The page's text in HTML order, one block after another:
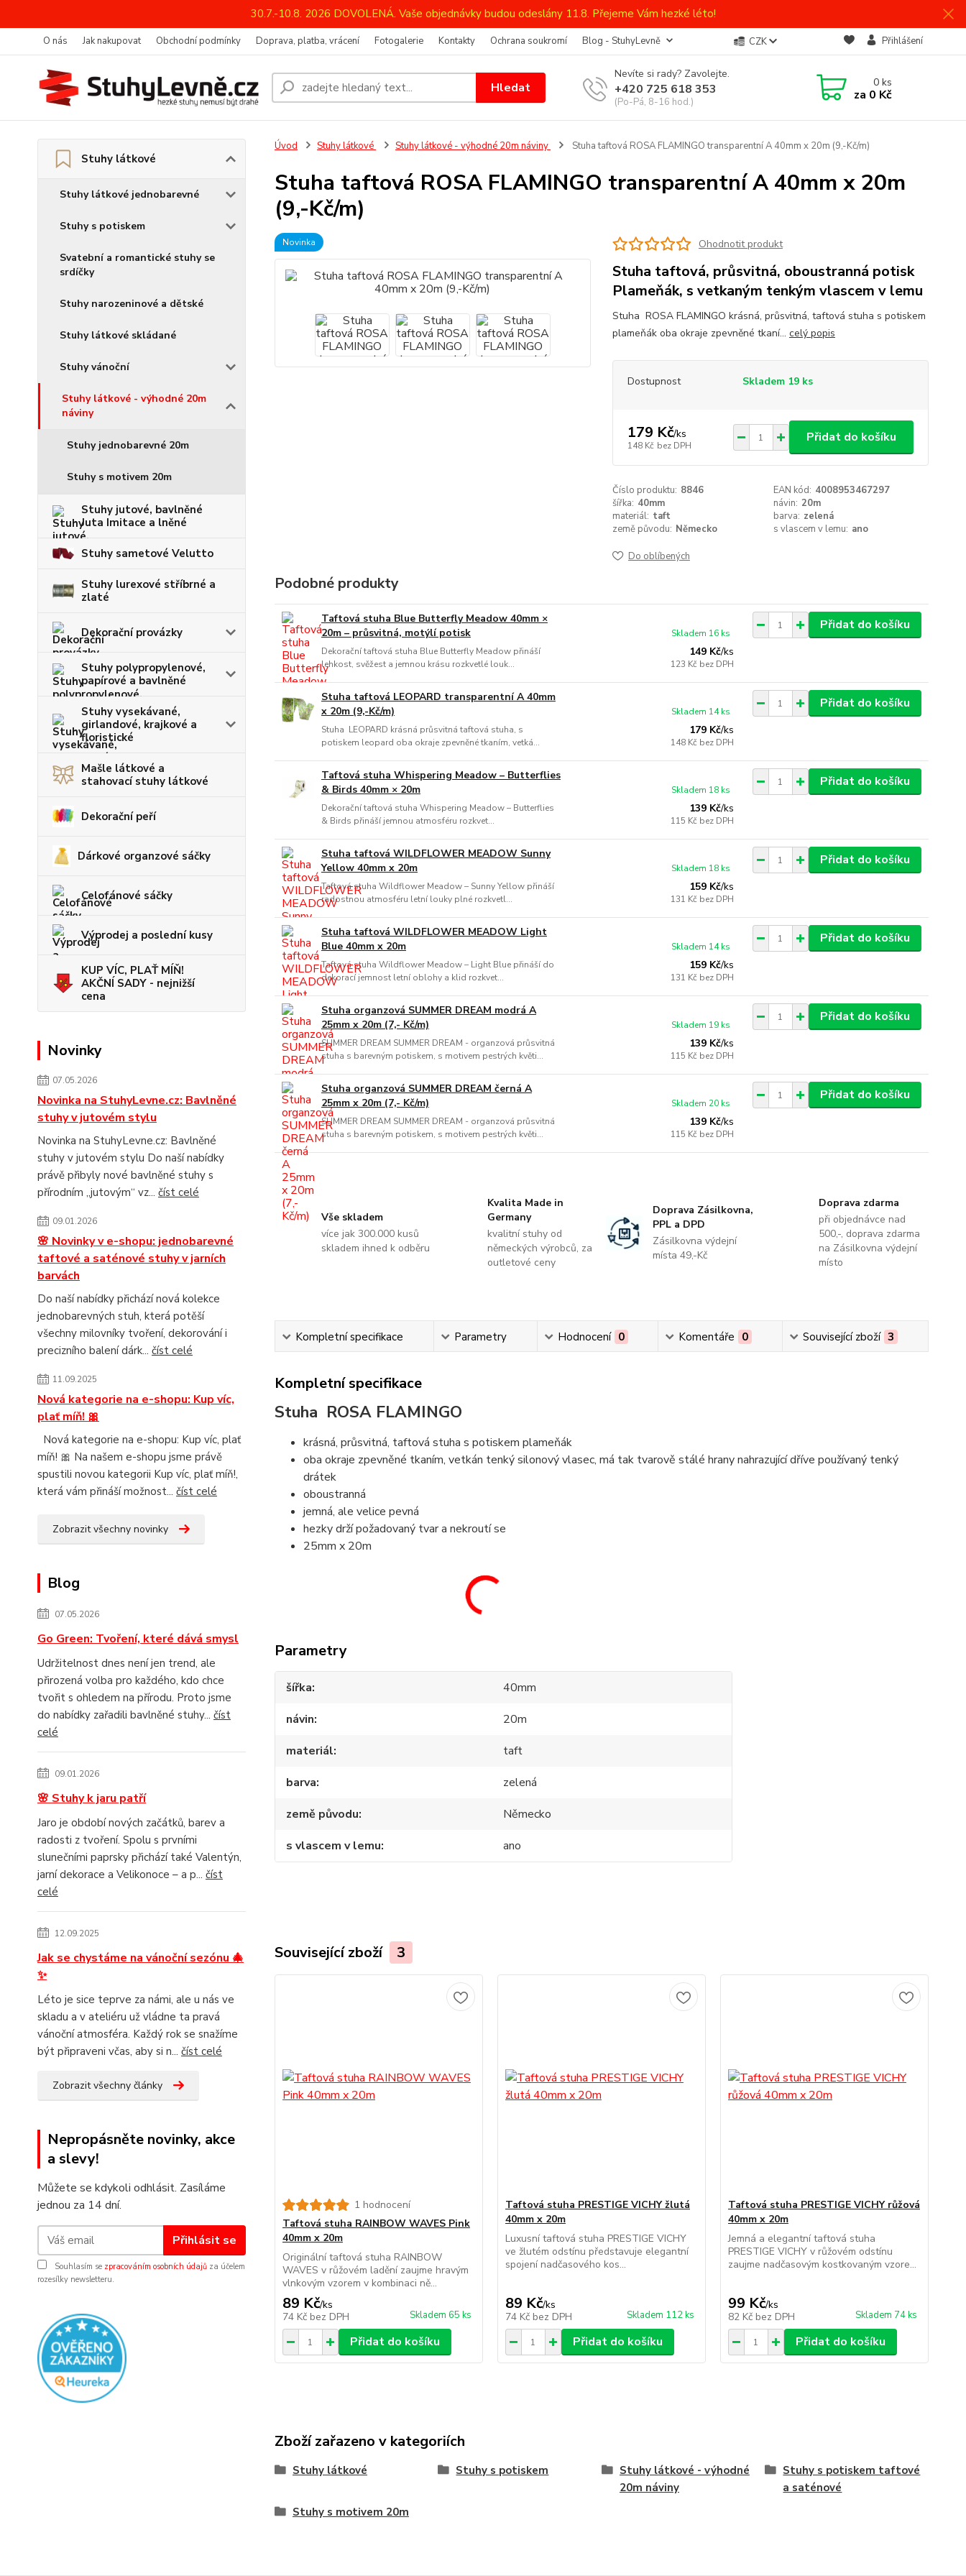
30.7.-10.8. 2026 DOVOLENÁ. Vaše objednávky budou odeslány 11.8. Přejeme Vám hezké léto!
O nás Jak nakupovat Obchodní podmínky Doprava, platba, vrácení Fotogalerie Kontakty Ochrana soukromí Blog - StuhyLevně CZK Přihlášení
Hledat
Nevíte si rady? Zavolejte.
+420 725 618 353
(Po-Pá, 8-16 hod.)
0ks
za 0 Kč
Stuhy látkové
Stuhy látkové jednobarevné
Stuhy s potiskem
Svatební a romantické stuhy se
srdíčky
Stuhy narozeninové a dětské
Stuhy látkové skládané
Stuhy vánoční
Stuhy látkové - výhodné 20m
náviny
Stuhy jednobarevné 20m
Stuhy s motivem 20m
Stuhy jutové, bavlněné
Juta Imitace a lněné
Stuhy sametové Velutto
Stuhy lurexové stříbrné a
zlaté
Dekorační provázky
Stuhy polypropylenové,
papírové a bavlněné
Stuhy vysekávané,
girlandové, krajkové a
floristické
Mašle látkové a
stahovací stuhy látkové
Dekorační peří
Dárkové organzové sáčky
Celofánové sáčky
Výprodej a poslední kusy
KUP VÍC, PLAŤ MÍŇ!
AKČNÍ SADY - nejnižší
cena
Novinky
07.05.2026
Novinka na StuhyLevne.cz: Bavlněné
stuhy v jutovém stylu
Novinka na StuhyLevne.cz: Bavlněné
stuhy v jutovém stylu Do naší nabídky
právě přibyly nové bavlněné stuhy s
přírodním „jutovým“ vz... číst celé
09.01.2026
🌸 Novinky v e-shopu: jednobarevné
taftové a saténové stuhy v jarních
barvách
Do naší nabídky přichází nová kolekce
jednobarevných stuh, která potěší
všechny milovníky tvoření, dekorování i
precizního balení dárk... číst celé
11.09.2025
Nová kategorie na e-shopu: Kup víc,
plať míň! 🎀
Nová kategorie na e-shopu: Kup víc, plať
míň! 🎀 Na našem e-shopu jsme právě
spustili novou kategorii Kup víc, plať míň!,
která vám přináší možnost... číst celé
Zobrazit všechny novinky
Blog
07.05.2026
Go Green: Tvoření, které dává smysl
Udržitelnost dnes není jen trend, ale
přirozená volba pro každého, kdo chce
tvořit s ohledem na přírodu. Proto jsme
do nabídky zařadili bavlněné stuhy... číst
celé
09.01.2026
🌸 Stuhy k jaru patří
Jaro je období nových začátků, barev a
radosti z tvoření. Spolu s prvními
slunečními paprsky přichází také Valentýn,
jarní dekorace a Velikonoce – a p... číst
celé
12.09.2025
Jak se chystáme na vánoční sezónu 🎄
✨
Léto je sice teprve za námi, ale u nás ve
skladu a v ateliéru už vládne ta pravá
vánoční atmosféra. Každý rok se snažíme
být připraveni včas, aby si n... číst celé
Zobrazit všechny články
Nepropásněte novinky, akce
a slevy!
Můžete se kdykoli odhlásit. Zasíláme
jednou za 14 dní.
Přihlásit se
Souhlasím se zpracováním osobních údajů za účelem
rozesílky newsletteru.
Úvod Stuhy látkové Stuhy látkové - výhodné 20m náviny Stuha taftová ROSA FLAMINGO transparentní A 40mm x 20m (9,-Kč/m)
Stuha taftová ROSA FLAMINGO transparentní A 40mm x 20m
(9,-Kč/m)
Novinka Ohodnotit produkt
Stuha taftová, průsvitná, oboustranná potisk
Plameňák, s vetkaným tenkým vlascem v lemu
Stuha ROSA FLAMINGO krásná, průsvitná, taftová stuha s potiskem
plameňák oba okraje zpevněné tkaní... celý popis
Dostupnost Skladem 19 ks
179 Kč/ks
148 Kč bez DPH
Přidat do košíku
Číslo produktu: 8846 EAN kód: 4008953467297
šířka: 40mm návin: 20m
materiál: taft barva: zelená
země původu: Německo s vlascem v lemu: ano
Do oblíbených
Podobné produkty
Taftová stuha Blue Butterfly Meadow 40mm ×
20m – průsvitná, motýlí potisk
Dekorační taftová stuha Blue Butterfly Meadow přináší
lehkost, svěžest a jemnou krásu rozkvetlé louk...
149 Kč/ks
123 Kč bez DPH
Skladem 16 ks
Přidat do košíku
Stuha taftová LEOPARD transparentní A 40mm
x 20m (9,-Kč/m)
Stuha LEOPARD krásná průsvitná taftová stuha, s
potiskem leopard oba okraje zpevněné tkaním, vetká...
179 Kč/ks
148 Kč bez DPH
Skladem 14 ks
Přidat do košíku
Taftová stuha Whispering Meadow – Butterflies
& Birds 40mm × 20m
Dekorační taftová stuha Whispering Meadow – Butterflies
& Birds přináší jemnou atmosféru rozkvet...
139 Kč/ks
115 Kč bez DPH
Skladem 18 ks
Přidat do košíku
Stuha taftová WILDFLOWER MEADOW Sunny
Yellow 40mm x 20m
Taftová stuha Wildflower Meadow – Sunny Yellow přináší
radostnou atmosféru letní louky plné rozkvetl...
159 Kč/ks
131 Kč bez DPH
Skladem 18 ks
Přidat do košíku
Stuha taftová WILDFLOWER MEADOW Light
Blue 40mm x 20m
Taftová stuha Wildflower Meadow – Light Blue přináší do
dekorací jemnost letní oblohy a klid rozkvet...
159 Kč/ks
131 Kč bez DPH
Skladem 14 ks
Přidat do košíku
Stuha organzová SUMMER DREAM modrá A
25mm x 20m (7,- Kč/m)
SUMMER DREAM SUMMER DREAM - organzová průsvitná
stuha s barevným potiskem, s motivem pestrých květi...
139 Kč/ks
115 Kč bez DPH
Skladem 19 ks
Přidat do košíku
Stuha organzová SUMMER DREAM černá A
25mm x 20m (7,- Kč/m)
SUMMER DREAM SUMMER DREAM - organzová průsvitná
stuha s barevným potiskem, s motivem pestrých květi...
139 Kč/ks
115 Kč bez DPH
Skladem 20 ks
Přidat do košíku
Vše skladem
více jak 300.000 kusů
skladem ihned k odběru
Kvalita Made in
Germany
kvalitní stuhy od
německých výrobců, za
outletové ceny
Doprava Zásilkovna,
PPL a DPD
Zásilkovna výdejní
místa 49,-Kč
Doprava zdarma
při objednávce nad
500,-, doprava zdarma
na Zásilkovna výdejní
místo
Kompletní specifikace Parametry Hodnocení 0 Komentáře 0 Související zboží 3
Kompletní specifikace
Stuha ROSA FLAMINGO
krásná, průsvitná, taftová stuha s potiskem plameňák
oba okraje zpevněné tkaním, vetkán tenký silonový vlasec, má tak tvarově stálé hrany nahrazující dříve používaný tenký
drátek
oboustranná
jemná, ale velice pevná
hezky drží požadovaný tvar a nekroutí se
25mm x 20m
Parametry
šířka
40mm
návin
20m
materiál
taft
barva
zelená
země původu
Německo
s vlascem v lemu
ano
Související zboží 3
1 hodnocení
Taftová stuha RAINBOW WAVES Pink
40mm x 20m
Originální taftová stuha RAINBOW
WAVES v růžovém ladění zaujme hravým
vlnkovým vzorem v kombinaci ně...
89 Kč/ks
74 Kč bez DPH Skladem 65 ks
Přidat do košíku
Taftová stuha PRESTIGE VICHY žlutá
40mm x 20m
Luxusní taftová stuha PRESTIGE VICHY
ve žlutém odstínu představuje elegantní
spojení nadčasového kos...
89 Kč/ks
74 Kč bez DPH Skladem 112 ks
Přidat do košíku
Taftová stuha PRESTIGE VICHY růžová
40mm x 20m
Jemná a elegantní taftová stuha
PRESTIGE VICHY v růžovém odstínu
zaujme nadčasovým kostkovaným vzore...
99 Kč/ks
82 Kč bez DPH Skladem 74 ks
Přidat do košíku
Zboží zařazeno v kategoriích
Stuhy látkové Stuhy s potiskem
Stuhy látkové - výhodné
20m náviny
Stuhy s potiskem taftové
a saténové
Stuhy s motivem 20m